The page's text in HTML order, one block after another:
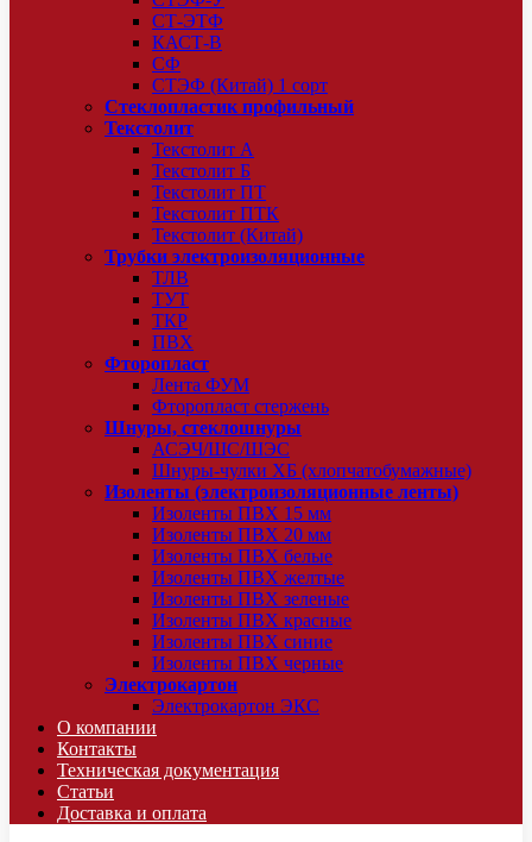
СТ-ЭТФ
КАСТ-В
СФ
СТЭФ (Китай) 1 сорт
Стеклопластик профильный
Текстолит
Текстолит А
Текстолит Б
Текстолит ПТ
Текстолит ПТК
Текстолит (Китай)
Трубки электроизоляционные
ТЛВ
ТУТ
ТКР
ПВХ
Фторопласт
Лента ФУМ
Фторопласт стержень
Шнуры, стеклошнуры
АСЭЧ/ШС/ШЭС
Шнуры-чулки ХБ (хлопчатобумажные)
Изоленты (электроизоляционные ленты)
Изоленты ПВХ 15 мм
Изоленты ПВХ 20 мм
Изоленты ПВХ белые
Изоленты ПВХ желтые
Изоленты ПВХ зеленые
Изоленты ПВХ красные
Изоленты ПВХ синие
Изоленты ПВХ черные
Электрокартон
Электрокартон ЭКС
О компании
Контакты
Техническая документация
Статьи
Доставка и оплата